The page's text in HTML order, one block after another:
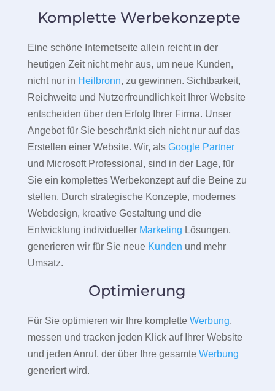
Komplette Werbekonzepte
Eine schöne Internetseite allein reicht in der
heutigen Zeit nicht mehr aus, um neue Kunden,
nicht nur in Heilbronn, zu gewinnen. Sichtbarkeit,
Reichweite und Nutzerfreundlichkeit Ihrer Website
entscheiden über den Erfolg Ihrer Firma. Unser
Angebot für Sie beschränkt sich nicht nur auf das
Erstellen einer Website. Wir, als Google Partner
und Microsoft Professional, sind in der Lage, für
Sie ein komplettes Werbekonzept auf die Beine zu
stellen. Durch strategische Konzepte, modernes
Webdesign, kreative Gestaltung und die
Entwicklung individueller Marketing Lösungen,
generieren wir für Sie neue Kunden und mehr
Umsatz.
Optimierung
Für Sie optimieren wir Ihre komplette Werbung,
messen und tracken jeden Klick auf Ihrer Website
und jeden Anruf, der über Ihre gesamte Werbung
generiert wird.